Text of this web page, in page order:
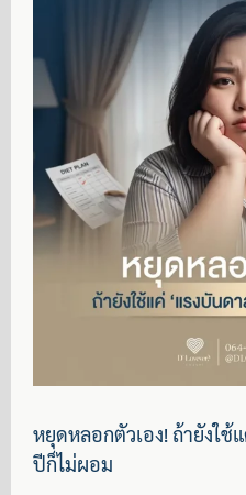
หยุดหลอกตัวเอง! ถ้ายังใช้
ปีก็ไม่ผอม